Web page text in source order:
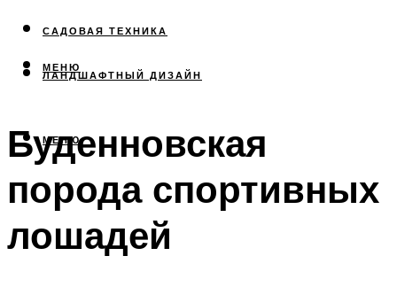
САДОВАЯ ТЕХНИКА
ЛАНДШАФТНЫЙ ДИЗАЙН
МЕНЮ
МЕНЮ
Буденновская
порода спортивных
лошадей